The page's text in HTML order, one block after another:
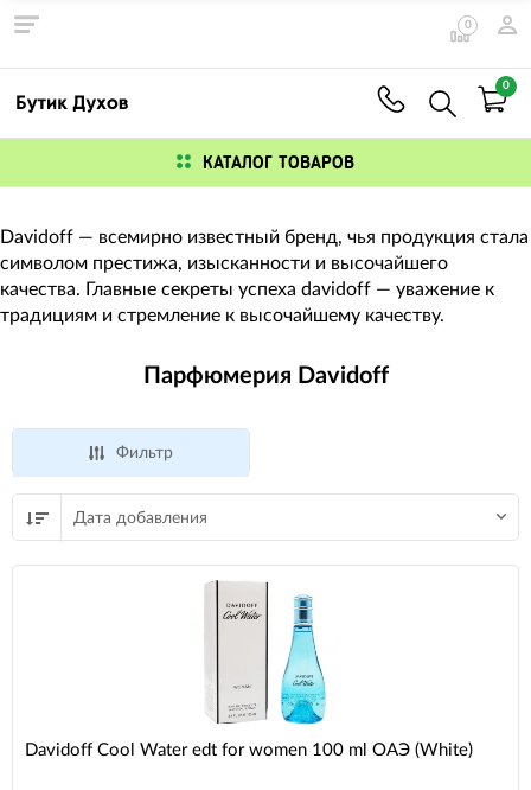
0
0
КАТАЛОГ ТОВАРОВ
Davidoff — всемирно известный бренд, чья продукция стала
символом престижа, изысканности и высочайшего
качества. Главные секреты успеха davidoff — уважение к
традициям и стремление к высочайшему качеству.
Парфюмерия Davidoff
Фильтр
Дата добавления
Davidoff Cool Water edt for women 100 ml ОАЭ (White)